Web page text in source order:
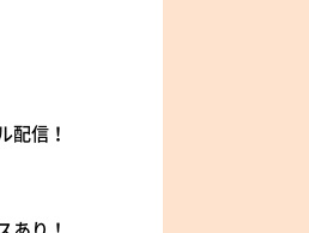
配信！